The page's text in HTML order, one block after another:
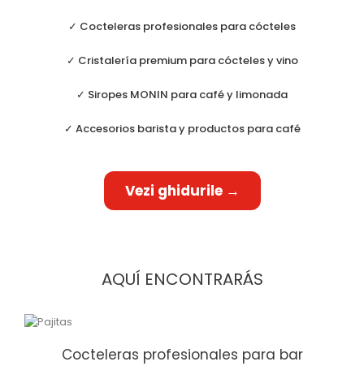
✓ Cocteleras profesionales para cócteles
✓ Cristalería premium para cócteles y vino
✓ Siropes MONIN para café y limonada
✓ Accesorios barista y productos para café
AQUÍ ENCONTRARÁS
Cocteleras profesionales para bar